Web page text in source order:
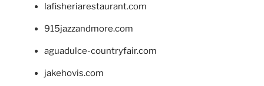
lafisheriarestaurant.com
915jazzandmore.com
aguadulce-countryfair.com
jakehovis.com